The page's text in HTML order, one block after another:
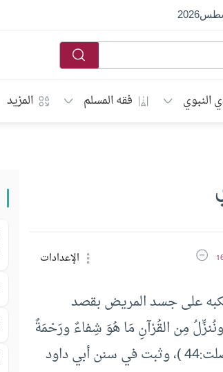
2026
النبوي فقه المسلم المزيد
الخط
تقليل حجم الخط الإعدادات
على جسد المريض بقصد
مِن القُرْآنِ مَا هُوَ شِفاءٌ ورَحْمَةٌ
للمُؤمِنينَ) (الإسراء: 82) وقوله: (قُلْ هُوَ لِلَّذِينَ آمَنُوا هُدىً وَشِفَاءٌ) ( فصلت:44 )، وثبت في سنن أبي داود